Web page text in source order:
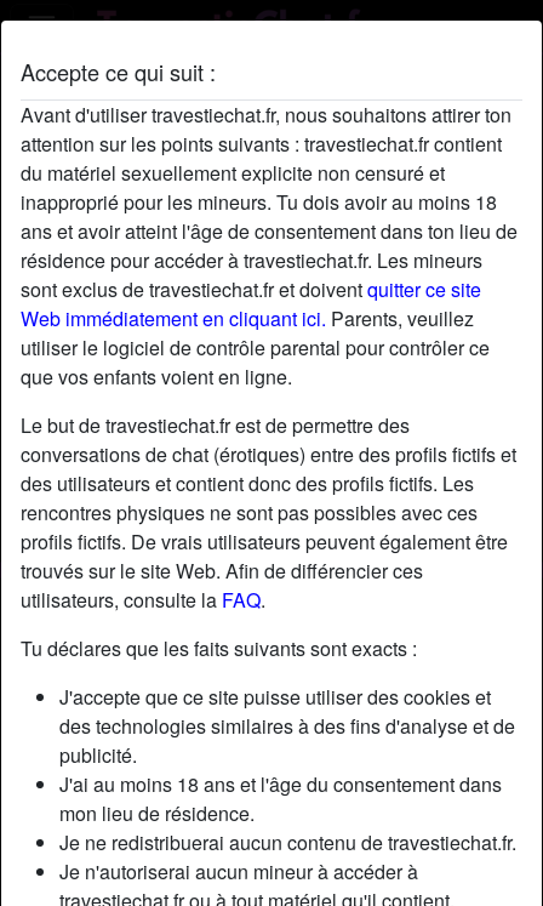
Accepte ce qui suit :
Avant d'utiliser travestiechat.fr, nous souhaitons attirer ton
attention sur les points suivants : travestiechat.fr contient
du matériel sexuellement explicite non censuré et
inapproprié pour les mineurs. Tu dois avoir au moins 18
ans et avoir atteint l'âge de consentement dans ton lieu de
résidence pour accéder à travestiechat.fr. Les mineurs
sont exclus de travestiechat.fr et doiventquitter ce site
Web immédiatement en cliquant ici. Parents, veuillez
utiliser le logiciel de contrôle parental pour contrôler ce
que vos enfants voient en ligne.
Le but de travestiechat.fr est de permettre des
conversations de chat (érotiques) entre des profils fictifs et
des utilisateurs et contient donc des profils fictifs. Les
rencontres physiques ne sont pas possibles avec ces
profils fictifs. De vrais utilisateurs peuvent également être
trouvés sur le site Web. Afin de différencier ces
utilisateurs, consulte la FAQ.
Tu déclares que les faits suivants sont exacts :
J'accepte que ce site puisse utiliser des cookies et
des technologies similaires à des fins d'analyse et de
publicité.
J'ai au moins 18 ans et l'âge du consentement dans
mon lieu de résidence.
Je ne redistribuerai aucun contenu de travestiechat.fr.
Je n'autoriserai aucun mineur à accéder à
Profil de FernandeArra
radio_button_checked
starAjouter chatDiscuter !
Nickname:
Âge:
34
Département:
Côtes-d'Armor
Sexe:
Transexuelle
Sexualité:
Relation:
Couleur des cheveux:
Foncé
Taille:
175 cm